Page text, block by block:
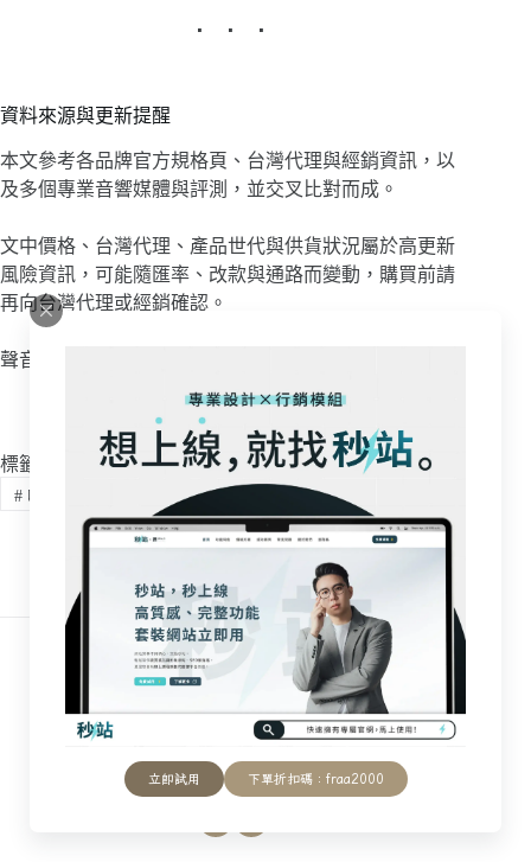
立即試用 下單折扣碼：fraa2000
資料來源與更新提醒
本文參考各品牌官方規格頁、台灣代理與經銷資訊，以
及多個專業音響媒體與評測，並交叉比對而成。
文中價格、台灣代理、產品世代與供貨狀況屬於高更新
風險資訊，可能隨匯率、改款與通路而變動，購買前請
再向台灣代理或經銷確認。
聲音表現描述均為主觀印象，建議以實際試聽為準。
標籤
#喇叭
Frank Chiu
法蘭克的日常學，分享我所享用的一切美好，鑽
研生活的學問。